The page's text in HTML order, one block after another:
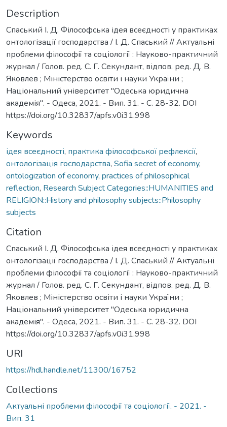
Description
Спаський І. Д. Філософська ідея всеєдності у практиках
онтологізації господарства / І. Д. Спаський // Актуальні
проблеми філософії та соціології : Науково-практичний
журнал / Голов. ред. С. Г. Секундант, відпов. ред. Д. В.
Яковлев ; Міністерство освіти і науки України ;
Національний університет "Одеська юридична
академія". - Одеса, 2021. - Вип. 31. - С. 28-32. DOI
https://doi.org/10.32837/apfs.v0i31.998
Keywords
ідея всеєдності, практика філософської рефлексії,
онтологізація господарства, Sofia secret of economy,
ontologization of economy, practices of philosophical
reflection, Research Subject Categories::HUMANITIES and
RELIGION::History and philosophy subjects::Philosophy
subjects
Citation
Спаський І. Д. Філософська ідея всеєдності у практиках
онтологізації господарства / І. Д. Спаський // Актуальні
проблеми філософії та соціології : Науково-практичний
журнал / Голов. ред. С. Г. Секундант, відпов. ред. Д. В.
Яковлев ; Міністерство освіти і науки України ;
Національний університет "Одеська юридична
академія". - Одеса, 2021. - Вип. 31. - С. 28-32. DOI
https://doi.org/10.32837/apfs.v0i31.998
URI
https://hdl.handle.net/11300/16752
Collections
Актуальні проблеми філософії та соціології. - 2021. -
Вип. 31